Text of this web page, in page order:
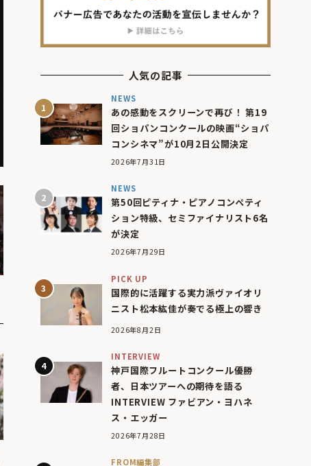
人気の記事
NEWS
あの感動をスクリーンで再び！ 第19
回ショパンコンクールの映画“ショパ
コンシネマ”が10月2日公開決定
2026年7月31日
NEWS
第50回ピティナ・ピアノコンペティ
ション特級、セミファイナリスト6名
が決定
2026年7月29日
PICK UP
国際的に活躍する実力派ヴァイオリ
ニスト松本紘佳が奏でる極上の響き
2026年8月2日
INTERVIEW
神戸国際フルートコンクール優勝
者、日本ツアーへの期待を語る
INTERVIEW ファビアン・ヨハネ
ス・エッガー
2026年7月28日
FROM編集部